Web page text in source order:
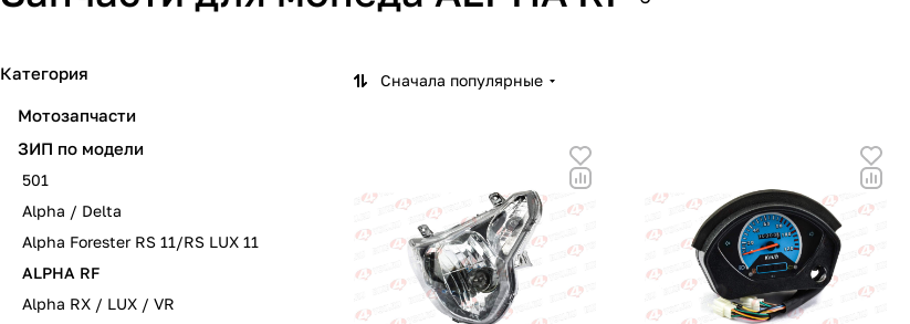
Сначала популярные
Категория
Мотозапчасти
ЗИП по модели
501
Alpha / Delta
Alpha Forester RS 11/RS LUX 11
ALPHA RF
Alpha RX / LUX / VR